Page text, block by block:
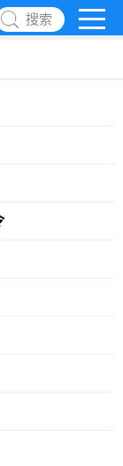
搜索